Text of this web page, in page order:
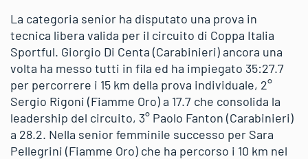
La categoria senior ha disputato una prova in
tecnica libera valida per il circuito di Coppa Italia
Sportful. Giorgio Di Centa (Carabinieri) ancora una
volta ha messo tutti in fila ed ha impiegato 35:27.7
per percorrere i 15 km della prova individuale, 2°
Sergio Rigoni (Fiamme Oro) a 17.7 che consolida la
leadership del circuito, 3° Paolo Fanton (Carabinieri)
a 28.2. Nella senior femminile successo per Sara
Pellegrini (Fiamme Oro) che ha percorso i 10 km nel